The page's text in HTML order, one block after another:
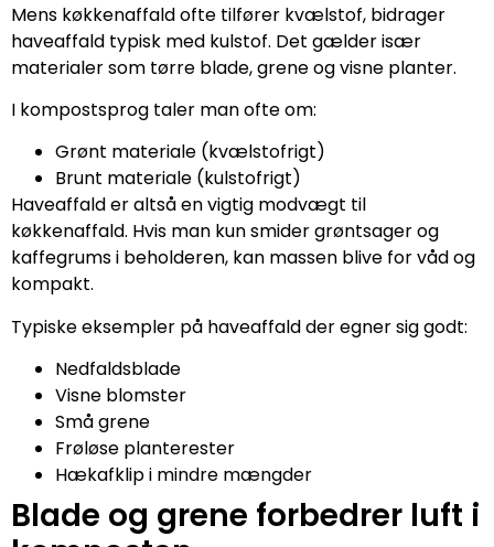
Mens køkkenaffald ofte tilfører kvælstof, bidrager
haveaffald typisk med kulstof. Det gælder især
materialer som tørre blade, grene og visne planter.
I kompostsprog taler man ofte om:
Grønt materiale (kvælstofrigt)
Brunt materiale (kulstofrigt)
Haveaffald er altså en vigtig modvægt til
køkkenaffald. Hvis man kun smider grøntsager og
kaffegrums i beholderen, kan massen blive for våd og
kompakt.
Typiske eksempler på haveaffald der egner sig godt:
Nedfaldsblade
Visne blomster
Små grene
Frøløse planterester
Hækafklip i mindre mængder
Blade og grene forbedrer luft i